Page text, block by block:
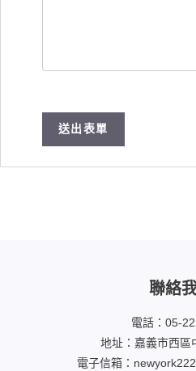
送出表單
聯絡
電話：05-
地址：嘉義市西區
電子信箱：